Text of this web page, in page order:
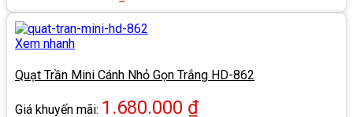
Xem nhanh
Quạt Trần Mini Cánh Nhỏ Gọn Trắng HD-862
Giá khuyến mãi: 1.680.000 ₫